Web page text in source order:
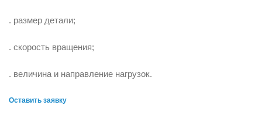
. размер детали;
. скорость вращения;
. величина и направление нагрузок.
Оставить заявку